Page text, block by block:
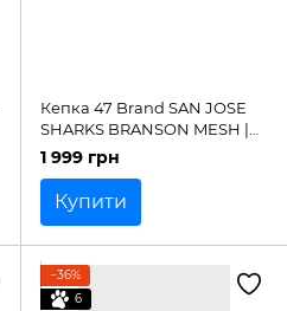
Кепка 47 Brand SAN JOSE
SHARKS BRANSON MESH |
H-BRANS22CTP-BK
1 999 грн
Купити
−36%
6